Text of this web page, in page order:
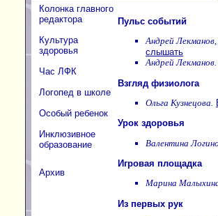
Колонка главного
редактора
Культура
здоровья
Час ЛФК
Логопед в школе
Особый ребенок
Инклюзивное
образование
Архив
Пульс событий
Андрей
слышать
Андрей Лекманов.
Взгляд физиолога
Ольга Кузнецова.
Урок здоровья
Валентина
Игровая площадка
Марина
Из первых рук